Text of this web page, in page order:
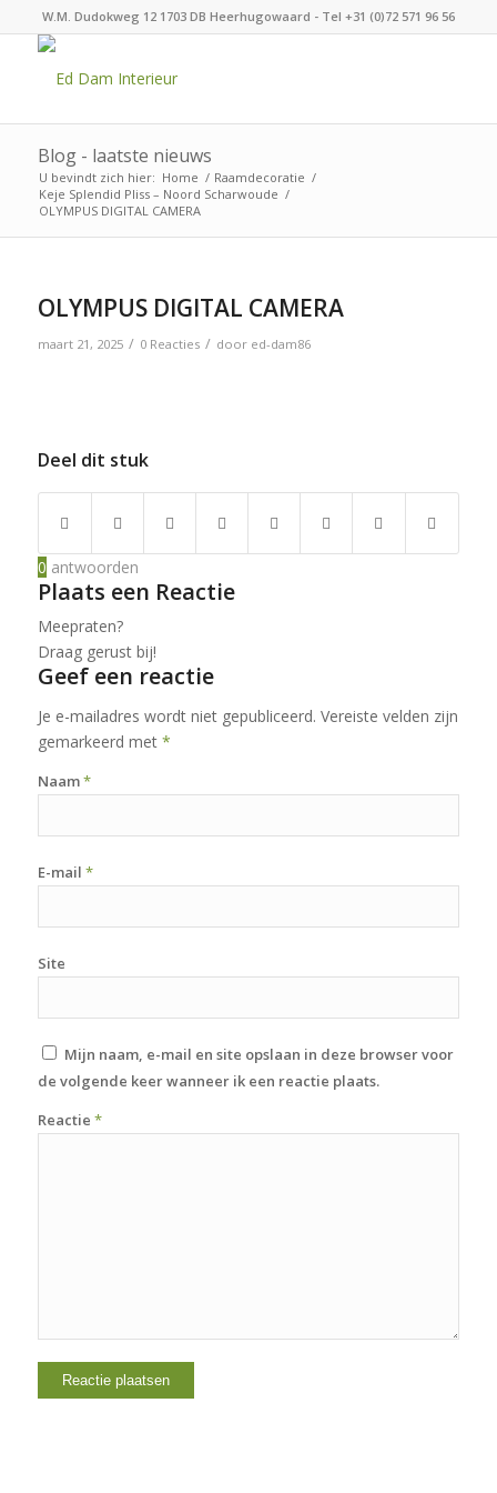
W.M. Dudokweg 12 1703 DB Heerhugowaard - Tel +31 (0)72 571 96 56
Blog - laatste nieuws
U bevindt zich hier: Home / Raamdecoratie /
Keje Splendid Pliss – Noord Scharwoude /
OLYMPUS DIGITAL CAMERA
OLYMPUS DIGITAL CAMERA
maart 21, 2025 / 0 Reacties / door ed-dam86
Deel dit stuk
0 antwoorden
Plaats een Reactie
Meepraten?
Draag gerust bij!
Geef een reactie
Je e-mailadres wordt niet gepubliceerd. Vereiste velden zijn
gemarkeerd met *
Naam*
E-mail *
Site
Mijn naam, e-mail en site opslaan in deze browser voor
de volgende keer wanneer ik een reactie plaats.
Reactie *